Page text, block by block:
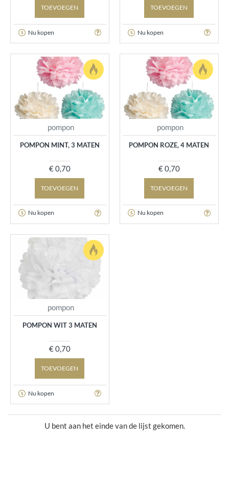
TOEVOEGEN
Nu kopen
TOEVOEGEN
Nu kopen
pompon
POMPON MINT, 3 MATEN
€ 0,70
TOEVOEGEN
Nu kopen
pompon
POMPON ROZE, 4 MATEN
€ 0,70
TOEVOEGEN
Nu kopen
pompon
POMPON WIT 3 MATEN
€ 0,70
TOEVOEGEN
Nu kopen
U bent aan het einde van de lijst gekomen.